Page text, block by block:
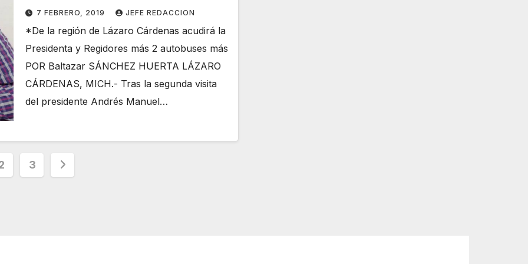
para entregar apoyos
7 FEBRERO, 2019 JEFE REDACCION
*De la región de Lázaro Cárdenas acudirá la
Presidenta y Regidores más 2 autobuses más
POR Baltazar SÁNCHEZ HUERTA LÁZARO
CÁRDENAS, MICH.- Tras la segunda visita
del presidente Andrés Manuel…
3